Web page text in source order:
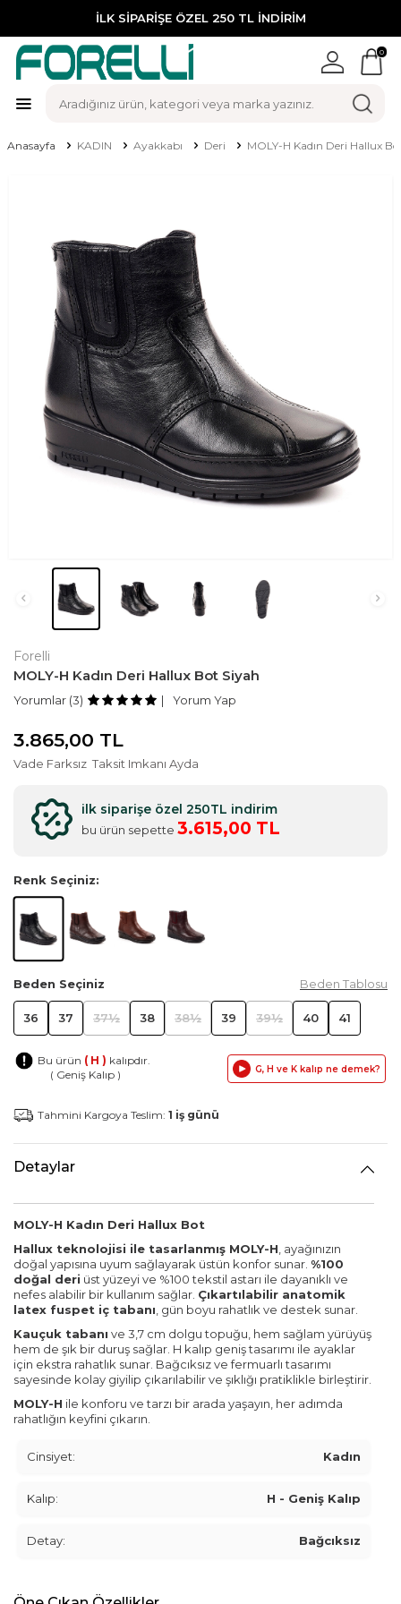
İLK SİPARİŞE ÖZEL 250 TL İNDİRİM
0
Anasayfa KADIN Ayakkabı Deri MOLY-H Kadın Deri Hallux
Forelli
MOLY-H Kadın Deri Hallux Bot Siyah
Yorumlar (3) Yorum Yap
3.865,00 TL
Vade Farksız Taksit Imkanı Ayda
ilk siparişe özel 250TL indirim
bu ürün sepette 3.615,00 TL
Renk Seçiniz:
Beden Seçiniz Beden Tablosu
36 37 37½ 38 38½ 39 39½ 40 41
Bu ürün ( H ) kalıpdır.
( Geniş Kalıp )
G, H ve K kalıp ne demek?
Tahmini Kargoya Teslim: 1 iş günü
Detaylar
MOLY-H Kadın Deri Hallux Bot
Hallux teknolojisi ile tasarlanmış MOLY-H, ayağınızın
doğal yapısına uyum sağlayarak üstün konfor sunar. %100
doğal deri üst yüzeyi ve %100 tekstil astarı ile dayanıklı ve
nefes alabilir bir kullanım sağlar. Çıkartılabilir anatomik
latex fuspet iç tabanı, gün boyu rahatlık ve destek sunar.
Kauçuk tabanı ve 3,7 cm dolgu topuğu, hem sağlam yürüyüş
hem de şık bir duruş sağlar. H kalıp geniş tasarımı ile ayaklar
için ekstra rahatlık sunar. Bağcıksız ve fermuarlı tasarımı
sayesinde kolay giyilip çıkarılabilir ve şıklığı pratiklikle birleştirir.
MOLY-H ile konforu ve tarzı bir arada yaşayın, her adımda
rahatlığın keyfini çıkarın.
Cinsiyet: Kadın
Kalıp: H - Geniş Kalıp
Detay: Bağcıksız